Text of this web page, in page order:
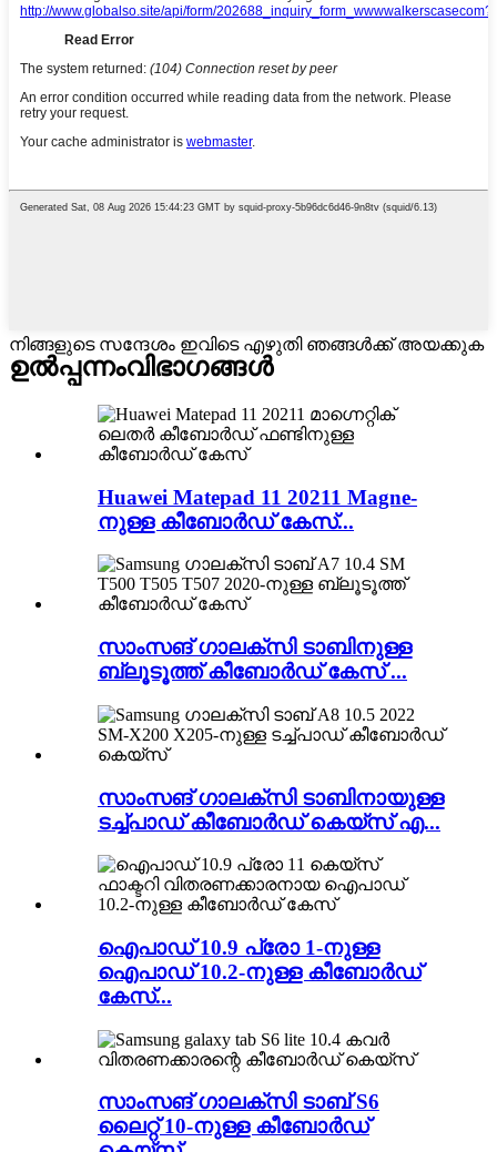
നിങ്ങളുടെ സന്ദേശം ഇവിടെ എഴുതി ഞങ്ങൾക്ക് അയക്കുക
ഉൽപ്പന്നംവിഭാഗങ്ങൾ
Huawei Matepad 11 20211 Magne-
നുള്ള കീബോർഡ് കേസ്...
സാംസങ് ഗാലക്സി ടാബിനുള്ള
ബ്ലൂടൂത്ത് കീബോർഡ് കേസ് ...
സാംസങ് ഗാലക്‌സി ടാബിനായുള്ള
ടച്ച്‌പാഡ് കീബോർഡ് കെയ്‌സ് എ...
ഐപാഡ് 10.9 പ്രോ 1-നുള്ള
ഐപാഡ് 10.2-നുള്ള കീബോർഡ്
കേസ്...
സാംസങ് ഗാലക്‌സി ടാബ് S6
ലൈറ്റ് 10-നുള്ള കീബോർഡ്